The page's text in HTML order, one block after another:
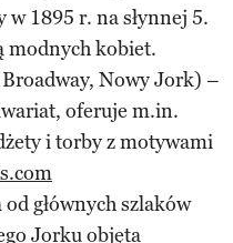
w 1895 r. na słynnej 5.
modnych kobiet.
Nowy Jork) –
oferuje m.in.
i torby z motywami
głównych szlaków
Jorku objęta